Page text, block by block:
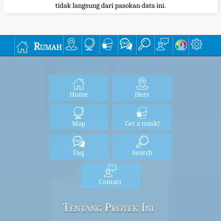
tidak langsung dari pasokan data ini.
Rumah
Home Here
Map Get a mask!
Faq Search
Contact
Tentang Proyek Ini